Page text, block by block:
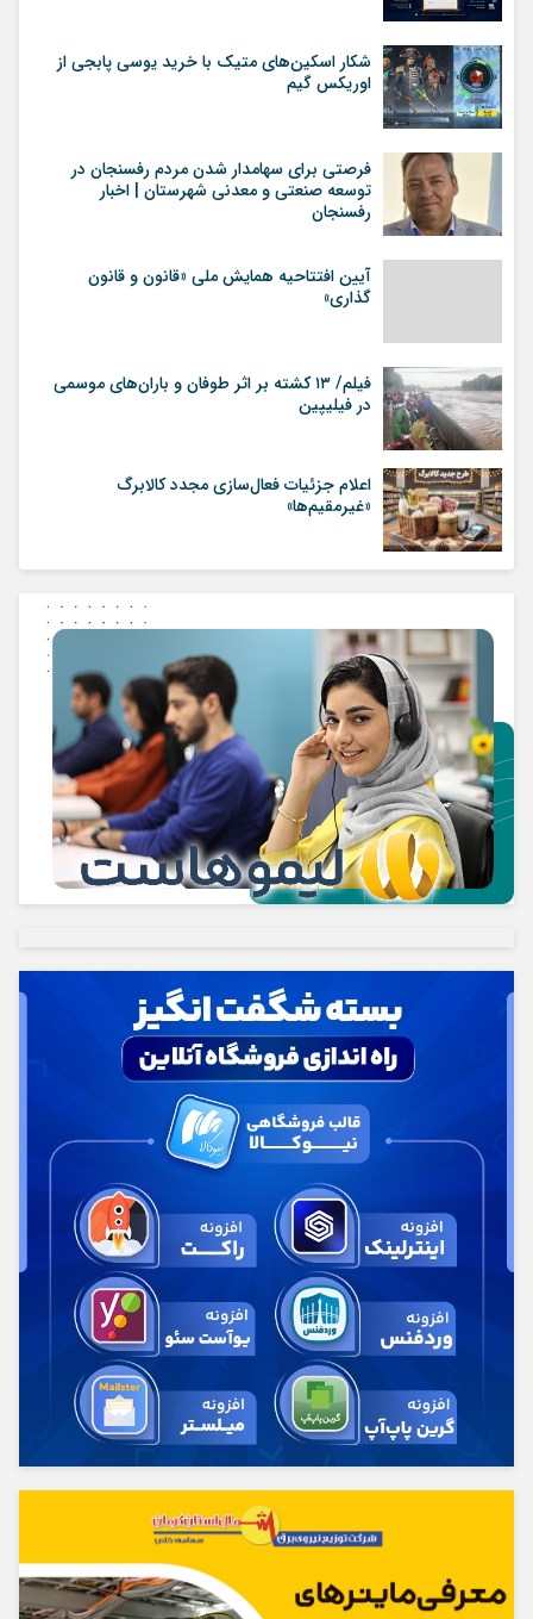
شکار اسکین‌های متیک با خرید یوسی پابجی از
اوریکس گیم
فرصتی برای سهامدار شدن مردم رفسنجان در
توسعه صنعتی و معدنی شهرستان | اخبار
رفسنجان
آیین افتتاحیه همایش ملی «قانون و قانون
گذاری»
فیلم/ ۱۳ کشته بر اثر طوفان و باران‌های موسمی
در فیلیپین
اعلام جزئیات فعال‌سازی مجدد کالابرگ
«غیرمقیم‌ها»